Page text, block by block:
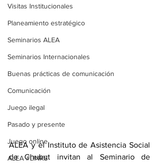
Visitas Institucionales
Planeamiento estratégico
Seminarios ALEA
Seminarios Internacionales
Buenas prácticas de comunicación
Comunicación
Juego ilegal
Pasado y presente
Juego online
ALEA #LINKS
ALEA y el Instituto de Asistencia Social
de Chubut invitan al Seminario de